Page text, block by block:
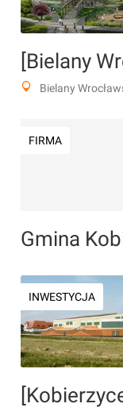
Bielany
FIRMA
Gmina
INWESTYCJA